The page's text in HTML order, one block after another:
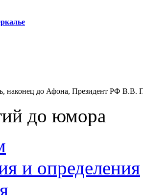
наконец до Афона, Президент РФ В.В.
до юмора
и определения